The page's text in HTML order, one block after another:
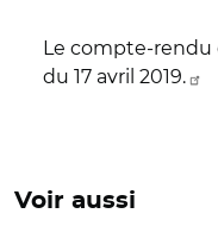
Le compte-rendu
du 17 avril 2019.
Voir aussi